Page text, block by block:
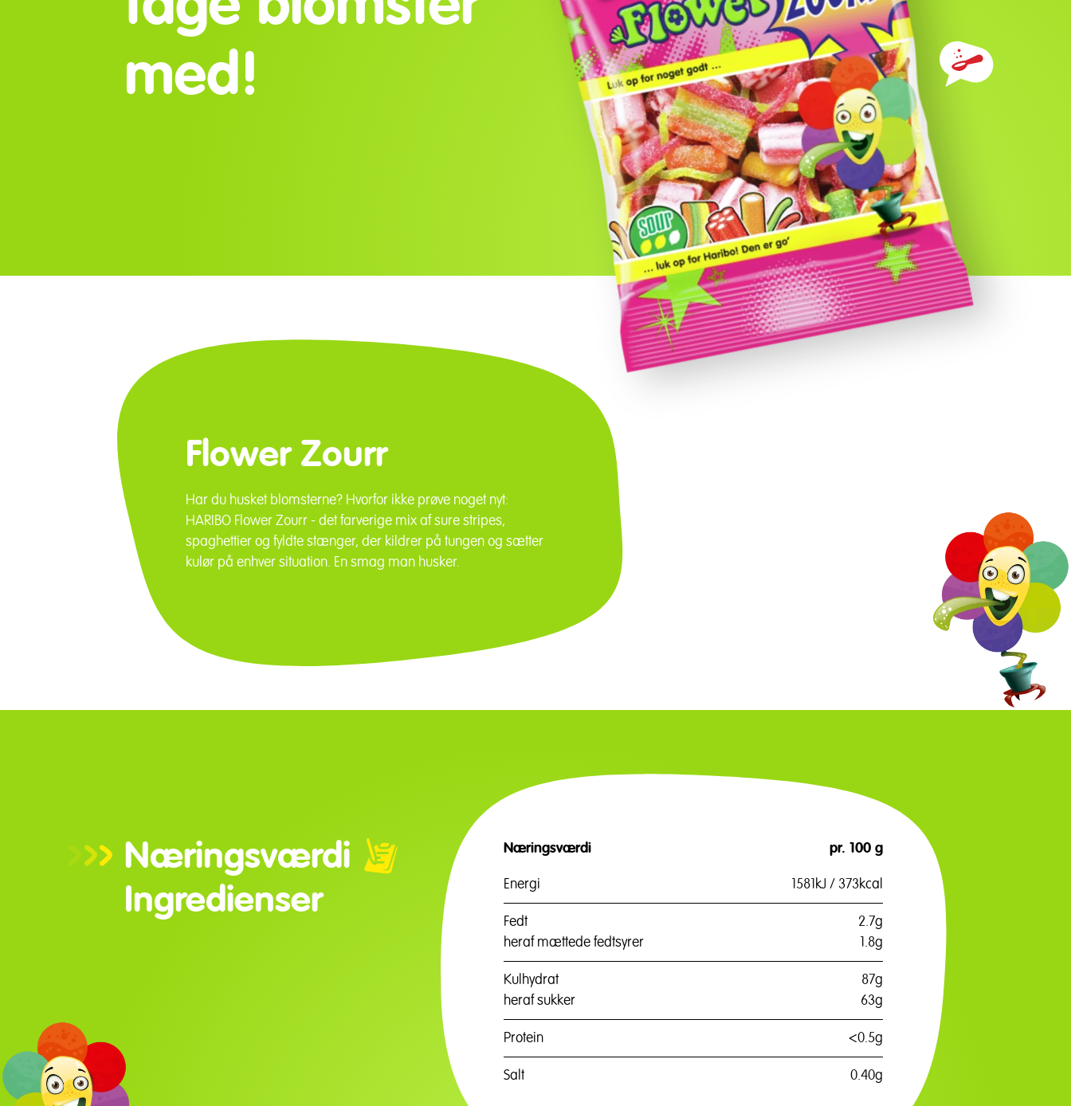
med!
Ingredienser
Flower Zourr
Har du husket blomsterne? Hvorfor ikke prøve noget nyt:
HARIBO Flower Zourr - det farverige mix af sure stripes,
spaghettier og fyldte stænger, der kildrer på tungen og sætter
kulør på enhver situation. En smag man husker.
Næringsværdi
Ingredienser
Næringsværdi pr. 100 g
Energi 1581kJ / 373kcal
Fedt
2.7g
heraf mættede fedtsyrer
1.8g
Kulhydrat
87g
heraf sukker
63g
Protein <0.5g
Salt 0.40g